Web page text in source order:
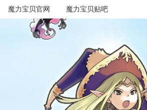
魔力宝贝官网 魔力宝贝贴吧